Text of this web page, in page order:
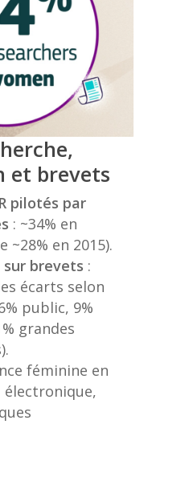
et brevets
pilotés par
: ~34% en
~28% en 2015).
brevets :
écarts selon
public, 9%
grandes
féminine en
électronique,